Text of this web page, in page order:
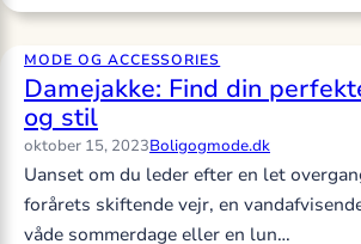
MODE OG ACCESSORIES
Damejakke: Find din
og stil
oktober 15, 2023Boligogmode.dk
Uanset om du leder efter en let
forårets skiftende vejr, en
våde sommerdage eller en lun…